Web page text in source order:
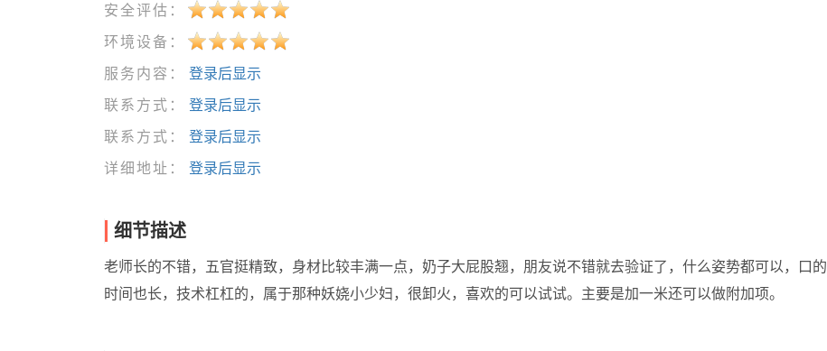
安全评估：
环境设备：
服务内容：
登录后显示
联系方式：
登录后显示
联系方式：
登录后显示
详细地址：
登录后显示
细节描述
老师长的不错，五官挺精致，身材比较丰满一点，奶子大屁股翘，朋友说不错就去验证了，什么姿势都可以，口的
时间也长，技术杠杠的，属于那种妖娆小少妇，很卸火，喜欢的可以试试。主要是加一米还可以做附加项。